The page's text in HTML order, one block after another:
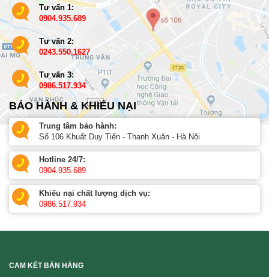
Tư vấn 1:
0904.935.689
Tư vấn 2:
0243.550.1627
Tư vấn 3:
0986.517.934
BẢO HÀNH & KHIẾU NẠI
Trung tâm bảo hành:
Số 106 Khuất Duy Tiến - Thanh Xuân - Hà Nội
Hotline 24/7:
0904.935.689
Khiếu nại chất lượng dịch vụ:
0986.517.934
CAM KẾT BÁN HÀNG